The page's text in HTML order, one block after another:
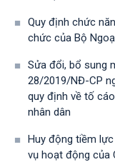
Quy định chức
chức của Bộ
Sửa đổi, bổ sung
28/2019/NĐ-CР
quy định về tố
nhân dân
Huy động tiềm
vụ hoạt động của